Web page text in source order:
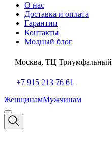
О нас
Доставка и оплата
Гарантии
Контакты
Модный блог
Москва, ТЦ Триумфальный
+7 915 213 76 61
ЖенщинамМужчинам